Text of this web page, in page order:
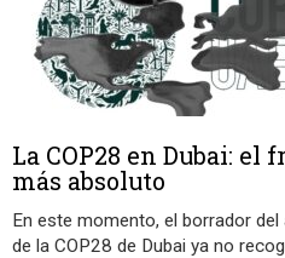
La COP28 en Dubai:
más absoluto
En este momento, el borrador
de la COP28 de Dubai ya no